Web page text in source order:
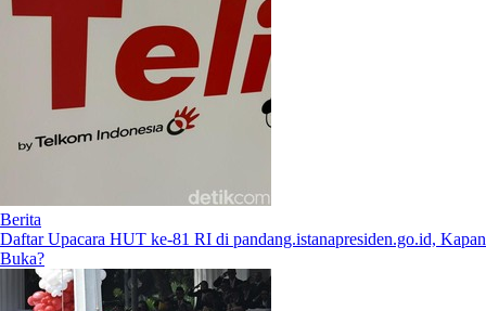
Berita
Daftar Upacara HUT ke-81 RI di pandang.istanapresiden.go.id, Kapan
Buka?